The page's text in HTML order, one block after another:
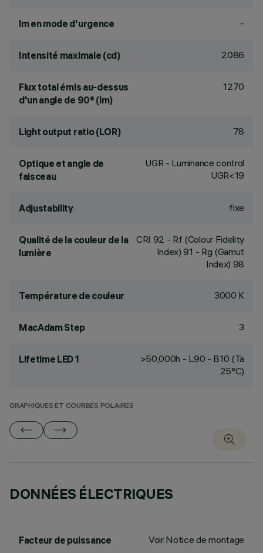
lm en mode d'urgence -
Intensité maximale (cd) 2086
Flux total émis au-dessus
d'un angle de 90° (lm)
1270
Light output ratio (LOR) 78
Optique et angle de
faisceau
UGR - Luminance control
UGR<19
Adjustability fixe
Qualité de la couleur de la
lumière
CRI 92 - Rf (Colour Fidelity
Index) 91 - Rg (Gamut
Index) 98
Température de couleur 3000 K
MacAdam Step 3
Lifetime LED 1
>50,000h - L90 - B10 (Ta
25°C)
GRAPHIQUES ET COURBES POLAIRES
DONNÉES ÉLECTRIQUES
Facteur de puissance Voir Notice de montage